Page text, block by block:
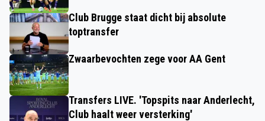
Club Brugge staat dicht bij absolute
toptransfer
Zwaarbevochten zege voor AA Gent
Transfers LIVE. 'Topspits naar Anderlecht,
Club haalt weer versterking'